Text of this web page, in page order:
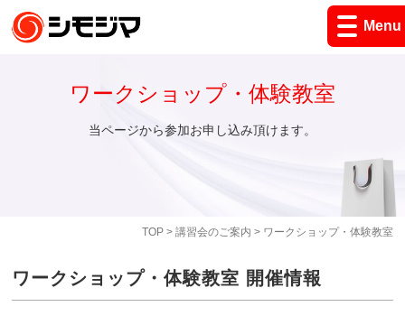
Menu
TOP> 講習会のご案内 > ワークショップ・体験教室
ワークショップ・体験教室
当ページから参加お申し込み頂けます。
ワークショップ・体験教室 開催情報